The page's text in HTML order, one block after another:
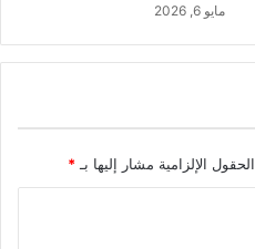
مايو 6, 2026
الحقول الإلزامية مشار إليها بـ *